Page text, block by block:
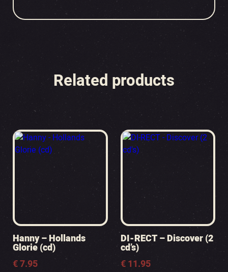
Related products
Hanny – Hollands
Glorie (cd)
€7.95
DI-RECT – Discover (2
cd’s)
€11.95